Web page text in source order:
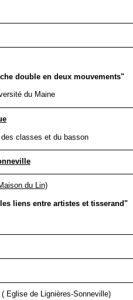
double en deux mouvements"
du Maine
classes et du basson
du Lin)
liens entre artistes et tisserand"
( Eglise de Lignières-Sonneville)